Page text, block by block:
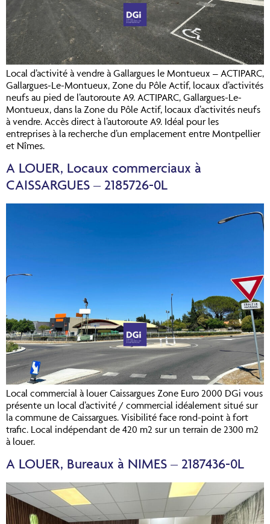
Local d’activité à vendre à Gallargues le Montueux – ACTIPARC,
Gallargues-Le-Montueux, Zone du Pôle Actif, locaux d’activités
neufs au pied de l’autoroute A9. ACTIPARC, Gallargues-Le-
Montueux, dans la Zone du Pôle Actif, locaux d’activités neufs
à vendre. Accès direct à l’autoroute A9. Idéal pour les
entreprises à la recherche d’un emplacement entre Montpellier
et Nîmes.
A LOUER, Locaux commerciaux à
CAISSARGUES – 2185726-0L
Local commercial à louer Caissargues Zone Euro 2000 DGi vous
présente un local d’activité / commercial idéalement situé sur
la commune de Caissargues. Visibilité face rond-point à fort
trafic. Local indépendant de 420 m2 sur un terrain de 2300 m2
à louer.
A LOUER, Bureaux à NIMES – 2187436-0L